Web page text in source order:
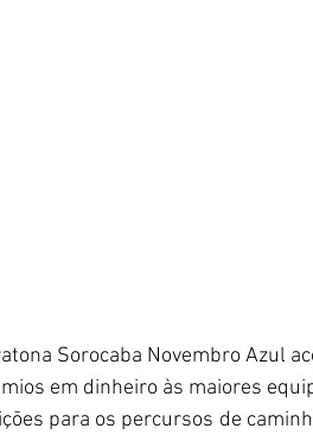
Sorocaba Novembro Azul
em dinheiro às maiores
para os percursos de